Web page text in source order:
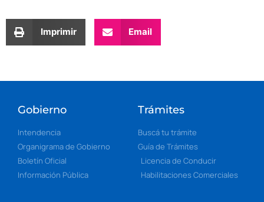
Imprimir Email
Gobierno
Intendencia
Organigrama de Gobierno
Boletín Oficial
Información Pública
Trámites
Buscá tu trámite
Guía de Trámites
Licencia de Conducir
Habilitaciones Comerciales